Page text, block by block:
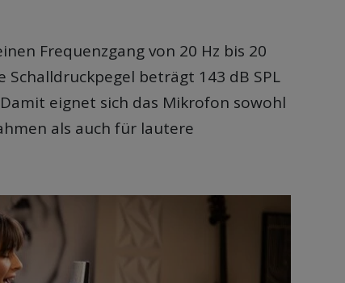
Frequenzgang von 20 Hz bis 20
Schalldruckpegel beträgt 143 dB SPL
eignet sich das Mikrofon sowohl
als auch für lautere